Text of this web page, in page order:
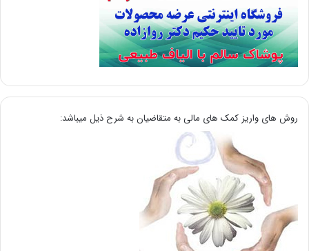
روش های واریز کمک های مالی به متقاضیان به شرح ذیل میباشد: